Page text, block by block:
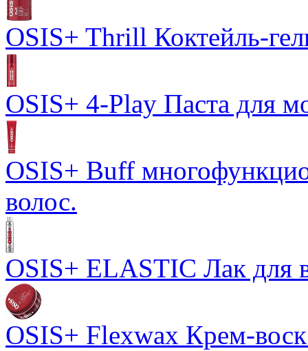
OSIS+ Thrill Коктейль-
OSIS+ 4-Play Паста для
OSIS+ Buff
волос.
OSIS+ ELASTIC Лак для
OSIS+ Flexwax Крем-